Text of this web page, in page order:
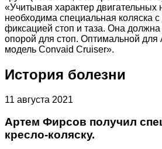
«Учитывая характер
необходима специальная коляска
фиксацией стоп и таза. Она
опорой для стоп. Оптимальной для
модель Convaid Cruiser».
История болезни
11 августа 2021
Артем Фирсов получил
кресло-коляску.